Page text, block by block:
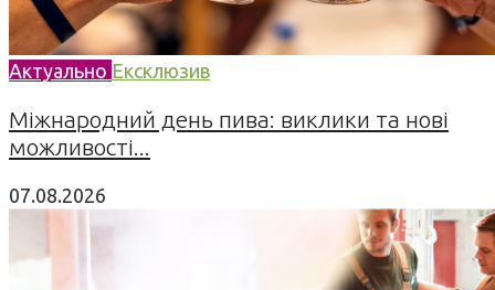
Актуально Ексклюзив
Міжнародний день пива: виклики та нові
можливості...
07.08.2026